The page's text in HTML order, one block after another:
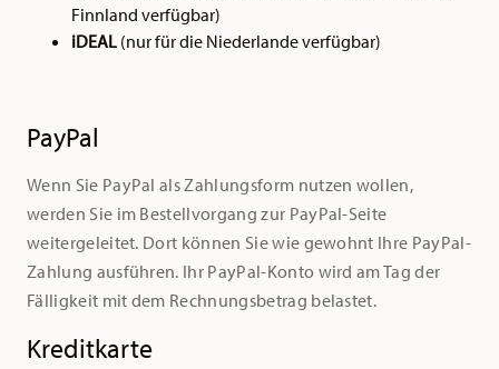
Finnland verfügbar)
iDEAL (nur für die Niederlande verfügbar)
PayPal
Wenn Sie PayPal als Zahlungsform nutzen wollen,
werden Sie im Bestellvorgang zur PayPal-Seite
weitergeleitet. Dort können Sie wie gewohnt Ihre PayPal-
Zahlung ausführen. Ihr PayPal-Konto wird am Tag der
Fälligkeit mit dem Rechnungsbetrag belastet.
Kreditkarte